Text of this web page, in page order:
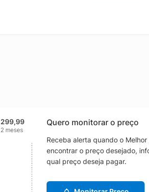
299,99
meses
Quero monitorar o preço
Receba alerta quando o
encontrar o preço desejado,
qual preço deseja pagar.